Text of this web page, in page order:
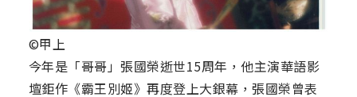
©甲上
今年是「哥哥」張國榮逝世15周年，他主演華語影
壇鉅作《霸王別姬》再度登上大銀幕，張國榮曾表